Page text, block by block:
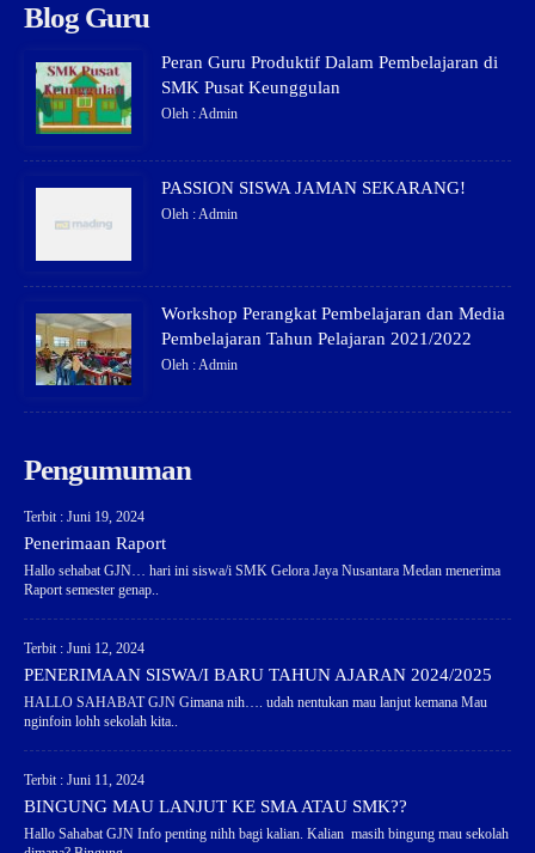
Blog Guru
Peran Guru Produktif Dalam Pembelajaran di
SMK Pusat Keunggulan
Oleh : Admin
PASSION SISWA JAMAN SEKARANG!
Oleh : Admin
Workshop Perangkat Pembelajaran dan Media
Pembelajaran Tahun Pelajaran 2021/2022
Oleh : Admin
Pengumuman
Terbit : Juni 19, 2024
Penerimaan Raport
Hallo sehabat GJN… hari ini siswa/i SMK Gelora Jaya Nusantara Medan menerima
Raport semester genap..
Terbit : Juni 12, 2024
PENERIMAAN SISWA/I BARU TAHUN AJARAN 2024/2025
HALLO SAHABAT GJN Gimana nih…. udah nentukan mau lanjut kemana Mau
nginfoin lohh sekolah kita..
Terbit : Juni 11, 2024
BINGUNG MAU LANJUT KE SMA ATAU SMK??
Hallo Sahabat GJN Info penting nihh bagi kalian. Kalian masih bingung mau sekolah